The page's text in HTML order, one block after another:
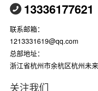
13336177621
联系邮箱：
1213331619@qq.com
总部地址：
浙江省杭州市余杭区杭州未
关注我们